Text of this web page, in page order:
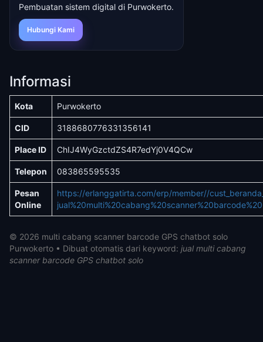
Pembuatan sistem digital di Purwokerto.
Hubungi Kami
Informasi
Kota Purwokerto
CID 3188680776331356141
Place ID ChIJ4WyGzctdZS4R7edYj0V4QCw
Telepon 083865595535
Pesan
Online
https://erlanggatirta.com/erp/member//
© 2026 multi cabang scanner barcode GPS chatbot solo
Purwokerto • Dibuat otomatis dari keyword: jual multi cabang
scanner barcode GPS chatbot solo